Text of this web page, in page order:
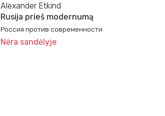
Alexander Etkind
Rusija prieš modernumą
Россия против современности
Nėra sandėlyje